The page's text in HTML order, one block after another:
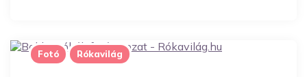
Fotó Rókavilág